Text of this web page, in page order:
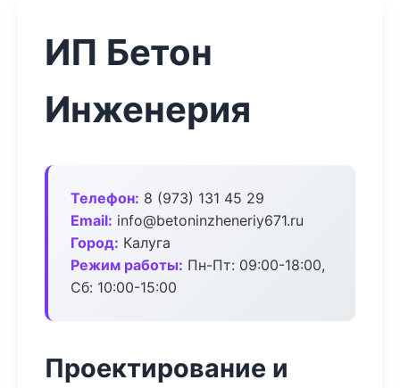
ИП Бетон
Инженерия
Телефон: 8 (973) 131 45 29
Email: info@betoninzheneriy671.ru
Город: Калуга
Режим работы: Пн-Пт: 09:00-18:00,
Сб: 10:00-15:00
Проектирование и